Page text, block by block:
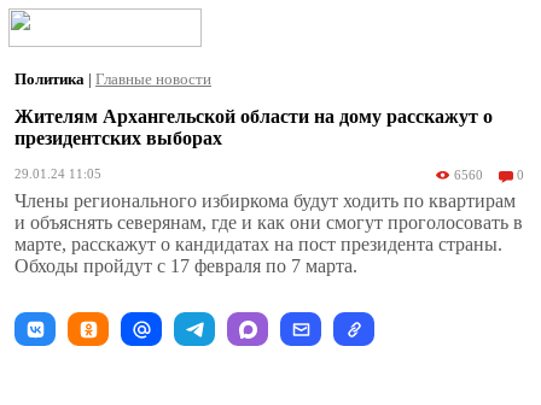
Политика | Главные новости
Жителям Архангельской области на дому расскажут о
президентских выборах
29.01.24 11:05 6560 0
Члены регионального избиркома будут ходить по квартирам
и объяснять северянам, где и как они смогут проголосовать в
марте, расскажут о кандидатах на пост президента страны.
Обходы пройдут с 17 февраля по 7 марта.